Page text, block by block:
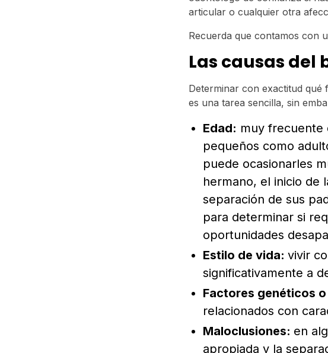
articular o cualquier otra
Recuerda que contamos con
Las causas del
Determinar con exactitud
es una tarea sencilla, sin
Edad: muy frecuente
pequeños como
puede ocasionarles
hermano, el inicio de
separación de sus
para determinar si
oportunidades
Estilo de vida:vivir
significativamente a
Factores genéticos
relacionados con
Maloclusiones: en
apropiada y la